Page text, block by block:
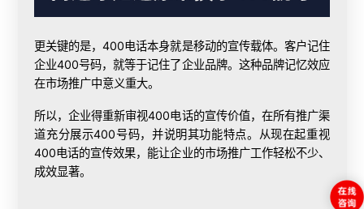
更关键的是，400电话本身就是移动的宣传载体。客户记住
企业400号码，就等于记住了企业品牌。这种品牌记忆效应
在市场推广中意义重大。
所以，企业得重新审视400电话的宣传价值，在所有推广渠
道充分展示400号码，并说明其功能特点。从现在起重视
400电话的宣传效果，能让企业的市场推广工作轻松不少、
成效显著。